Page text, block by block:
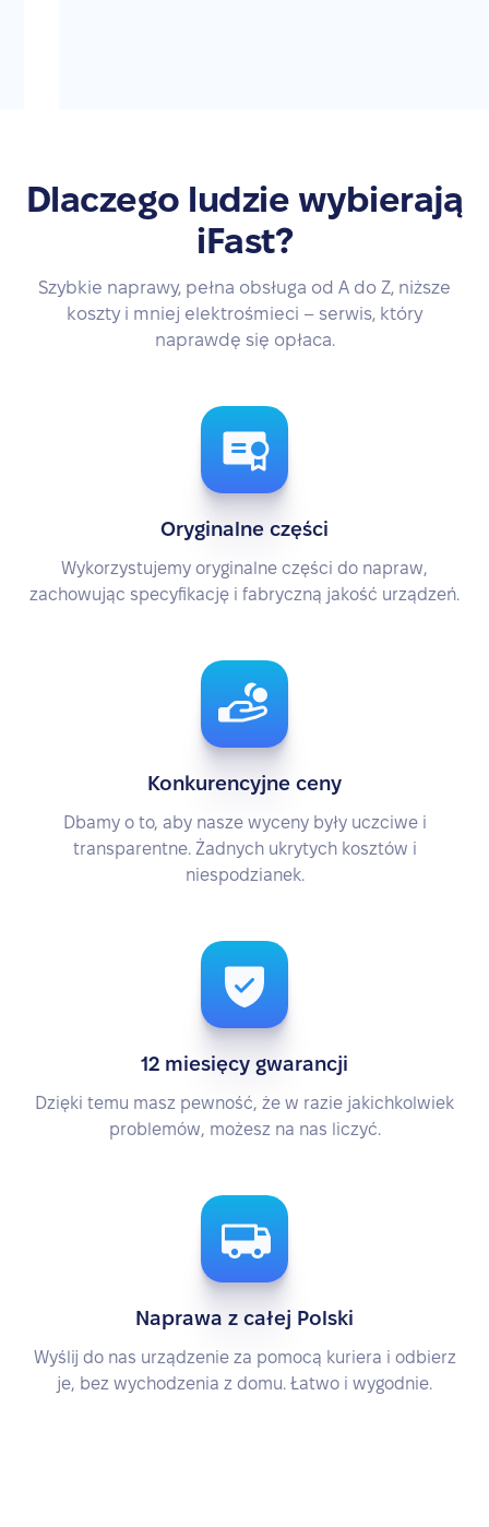
Dlaczego ludzie wybierają
iFast?
Szybkie naprawy, pełna obsługa od A do Z, niższe
koszty i mniej elektrośmieci – serwis, który
naprawdę się opłaca.
Oryginalne części
Wykorzystujemy oryginalne części do napraw,
zachowując specyfikację i fabryczną jakość urządzeń.
Konkurencyjne ceny
Dbamy o to, aby nasze wyceny były uczciwe i
transparentne. Żadnych ukrytych kosztów i
niespodzianek.
12 miesięcy gwarancji
Dzięki temu masz pewność, że w razie jakichkolwiek
problemów, możesz na nas liczyć.
Naprawa z całej Polski
Wyślij do nas urządzenie za pomocą kuriera i odbierz
je, bez wychodzenia z domu. Łatwo i wygodnie.